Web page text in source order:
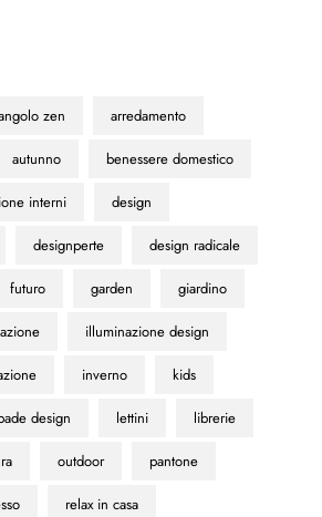
zen arredamento
autunno benessere domestico
interni design
designperte design radicale
futuro garden giardino
illuminazione design
inverno kids
design lettini librerie
outdoor pantone
relax in casa